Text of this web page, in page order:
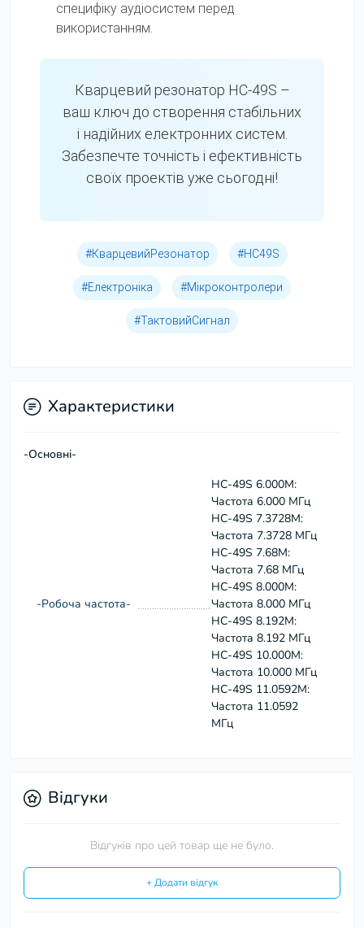
специфіку аудіосистем перед
використанням.
Кварцевий резонатор HC-49S –
ваш ключ до створення стабільних
і надійних електронних систем.
Забезпечте точність і ефективність
своїх проектів уже сьогодні!
#КварцевийРезонатор #HC49S
#Електроніка #Мікроконтролери
#ТактовийСигнал
Характеристики
-Основні-
-Робоча частота-
HC-49S 6.000M:
Частота 6.000 МГц
HC-49S 7.3728M:
Частота 7.3728 МГц
HC-49S 7.68M:
Частота 7.68 МГц
HC-49S 8.000M:
Частота 8.000 МГц
HC-49S 8.192M:
Частота 8.192 МГц
HC-49S 10.000M:
Частота 10.000 МГц
HC-49S 11.0592M:
Частота 11.0592
МГц
Відгуки
Відгуків про цей товар ще не було.
+ Додати відгук